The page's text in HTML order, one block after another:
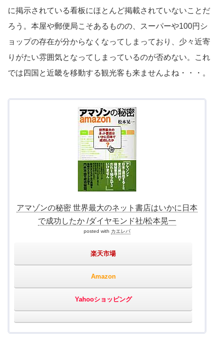
に掲示されている看板にほとんど掲載されていないことだ
ろう。本屋や郵便局こそあるものの、スーパーや100円シ
ョップの存在が分からなくなってしまっており、少々近寄
りがたい雰囲気となってしまっているのが否めない。これ
では四国と近畿を移動する観光客も来ませんよね・・・。
アマゾンの秘密 世界最大のネット書店はいかに日本
で成功したか /ダイヤモンド社/松本晃一
posted with カエレバ
楽天市場
Amazon
Yahooショッピング